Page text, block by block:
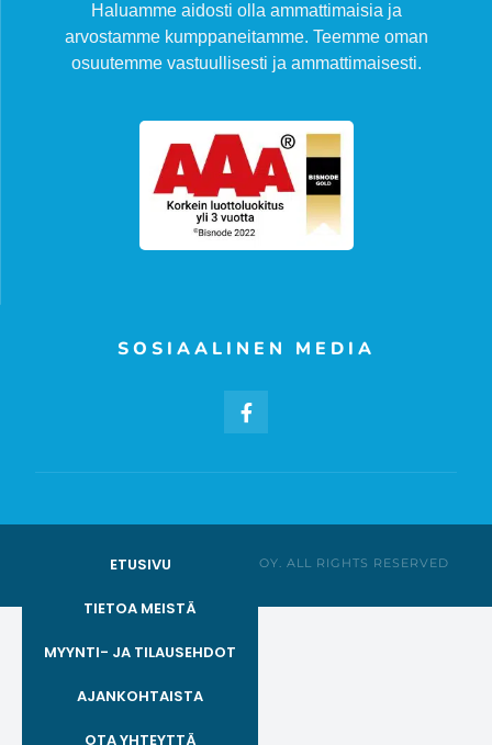
Haluamme aidosti olla ammattimaisia ja
arvostamme kumppaneitamme. Teemme oman
osuutemme vastuullisesti ja ammattimaisesti.
SOSIAALINEN MEDIA
ETUSIVU
TIETOA MEISTÄ
MYYNTI- JA TILAUSEHDOT
AJANKOHTAISTA
OTA YHTEYTTÄ
© AGENTUURILIIKE CAMEE OY. ALL RIGHTS RESERVED